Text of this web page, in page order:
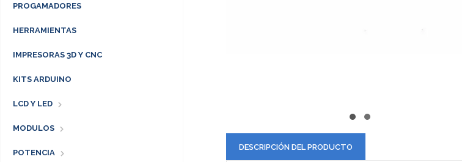
PROGAMADORES
HERRAMIENTAS
IMPRESORAS 3D Y CNC
KITS ARDUINO
LCD Y LED
MODULOS
POTENCIA
DESCRIPCIÓN DEL PRODUCTO